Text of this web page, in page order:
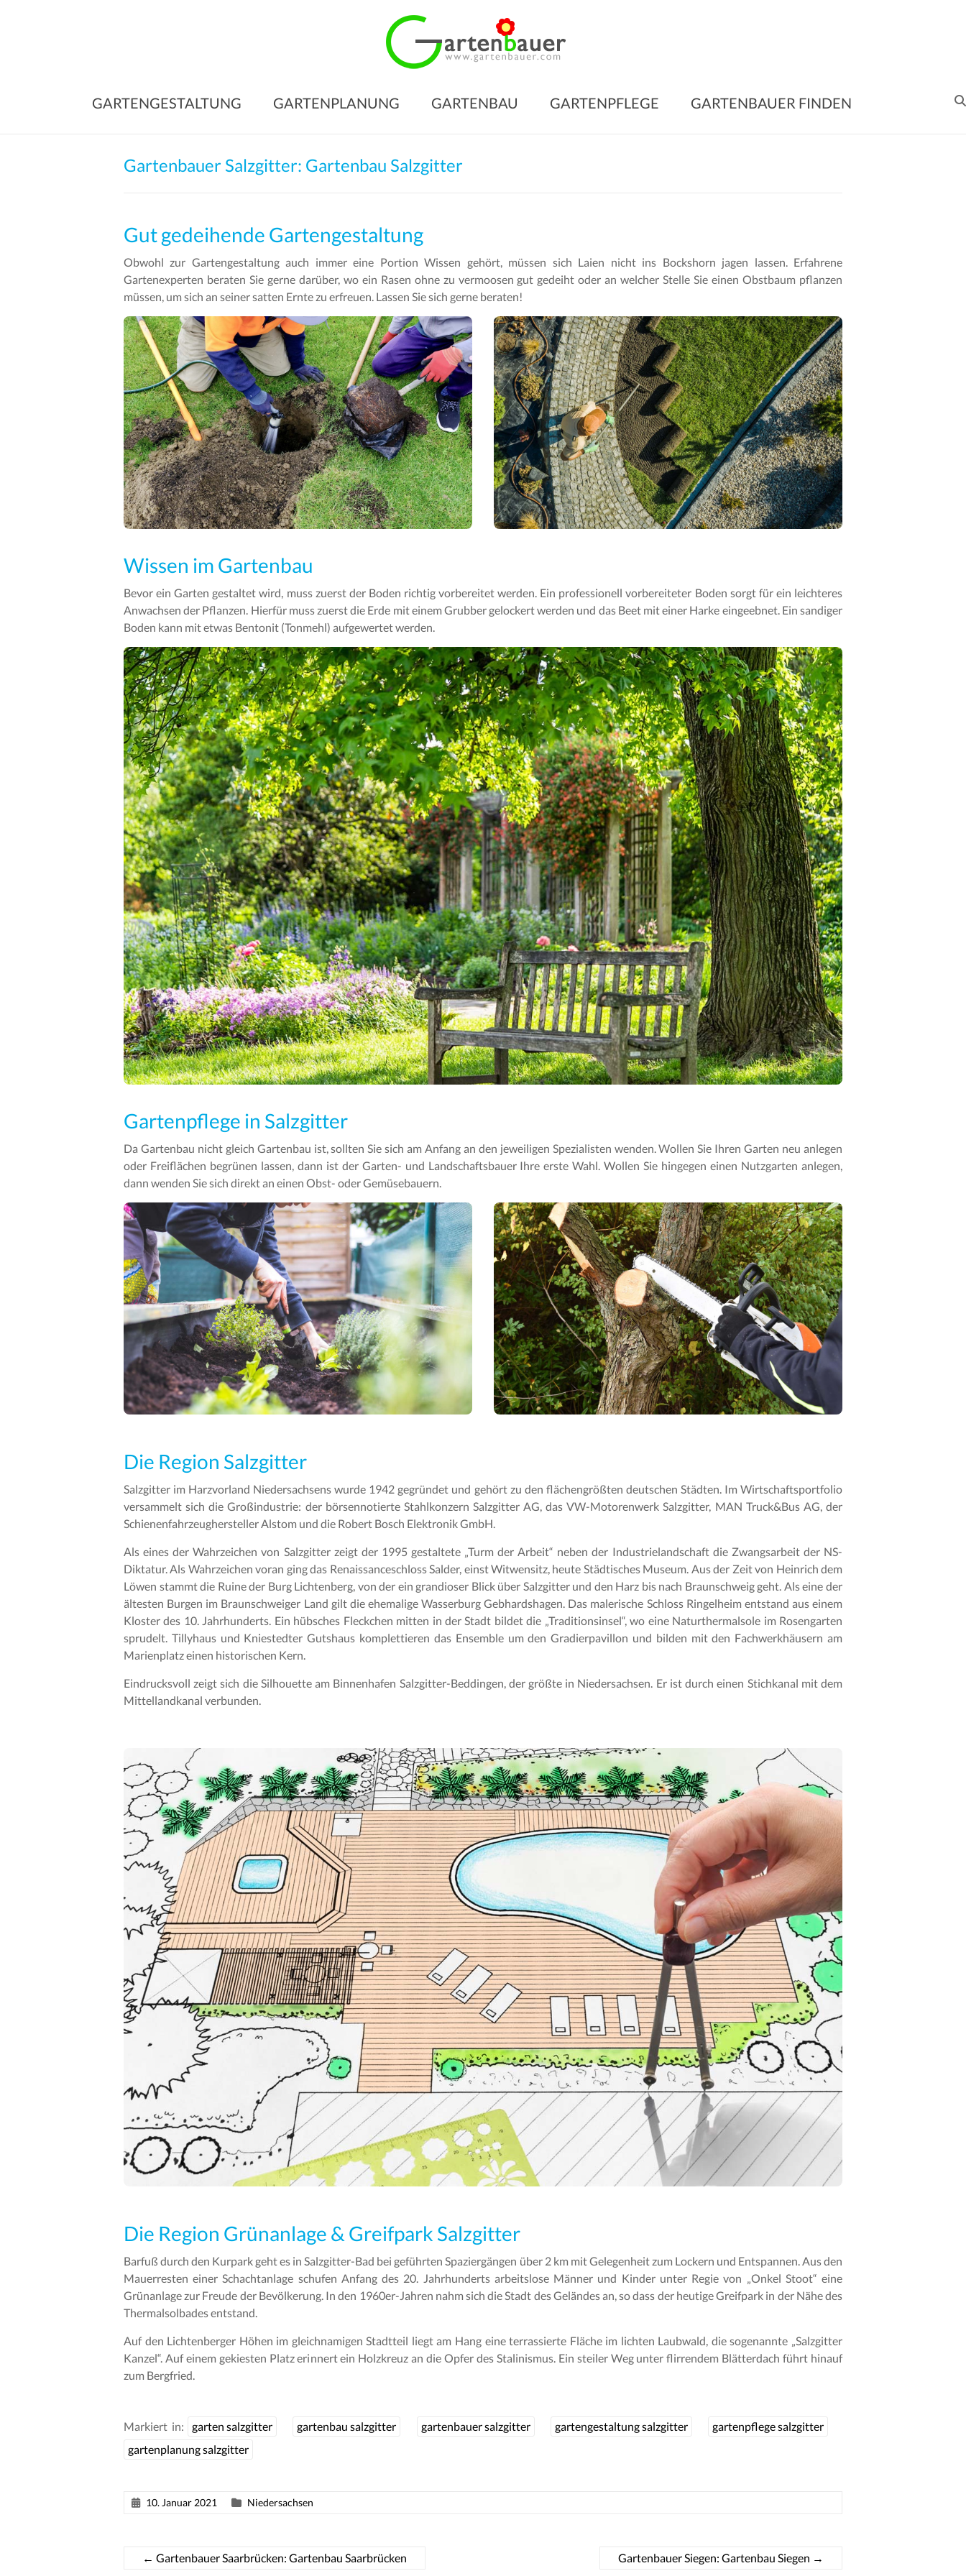
Garten
Gartenpflege
GARTENGESTALTUNG GARTENPLANUNG GARTENBAU GARTENPFLEGE GARTENBAUER FINDEN
Gartenbauer Salzgitter: Gartenbau Salzgitter
Gut gedeihende Gartengestaltung
Obwohl zur Gartengestaltung auch immer eine Portion Wissen gehört, müssen sich Laien nicht ins Bockshorn jagen lassen. Erfahrene
Gartenexperten beraten Sie gerne darüber, wo ein Rasen ohne zu vermoosen gut gedeiht oder an welcher Stelle Sie einen Obstbaum pflanzen
müssen, um sich an seiner satten Ernte zu erfreuen. Lassen Sie sich gerne beraten!
Wissen im Gartenbau
Bevor ein Garten gestaltet wird, muss zuerst der Boden richtig vorbereitet werden. Ein professionell vorbereiteter Boden sorgt für ein leichteres
Anwachsen der Pflanzen. Hierfür muss zuerst die Erde mit einem Grubber gelockert werden und das Beet mit einer Harke eingeebnet. Ein sandiger
Boden kann mit etwas Bentonit (Tonmehl) aufgewertet werden.
Gartenpflege in Salzgitter
Da Gartenbau nicht gleich Gartenbau ist, sollten Sie sich am Anfang an den jeweiligen Spezialisten wenden. Wollen Sie Ihren Garten neu anlegen
oder Freiflächen begrünen lassen, dann ist der Garten- und Landschaftsbauer Ihre erste Wahl. Wollen Sie hingegen einen Nutzgarten anlegen,
dann wenden Sie sich direkt an einen Obst- oder Gemüsebauern.
Die Region Salzgitter
Salzgitter im Harzvorland Niedersachsens wurde 1942 gegründet und gehört zu den flächengrößten deutschen Städten. Im Wirtschaftsportfolio
versammelt sich die Großindustrie: der börsennotierte Stahlkonzern Salzgitter AG, das VW-Motorenwerk Salzgitter, MAN Truck&Bus AG, der
Schienenfahrzeughersteller Alstom und die Robert Bosch Elektronik GmbH.
Als eines der Wahrzeichen von Salzgitter zeigt der 1995 gestaltete „Turm der Arbeit“ neben der Industrielandschaft die Zwangsarbeit der NS-
Diktatur. Als Wahrzeichen voran ging das Renaissanceschloss Salder, einst Witwensitz, heute Städtisches Museum. Aus der Zeit von Heinrich dem
Löwen stammt die Ruine der Burg Lichtenberg, von der ein grandioser Blick über Salzgitter und den Harz bis nach Braunschweig geht. Als eine der
ältesten Burgen im Braunschweiger Land gilt die ehemalige Wasserburg Gebhardshagen. Das malerische Schloss Ringelheim entstand aus einem
Kloster des 10. Jahrhunderts. Ein hübsches Fleckchen mitten in der Stadt bildet die „Traditionsinsel“, wo eine Naturthermalsole im Rosengarten
sprudelt. Tillyhaus und Kniestedter Gutshaus komplettieren das Ensemble um den Gradierpavillon und bilden mit den Fachwerkhäusern am
Marienplatz einen historischen Kern.
Eindrucksvoll zeigt sich die Silhouette am Binnenhafen Salzgitter-Beddingen, der größte in Niedersachsen. Er ist durch einen Stichkanal mit dem
Mittellandkanal verbunden.
Die Region Grünanlage & Greifpark Salzgitter
Barfuß durch den Kurpark geht es in Salzgitter-Bad bei geführten Spaziergängen über 2 km mit Gelegenheit zum Lockern und Entspannen. Aus den
Mauerresten einer Schachtanlage schufen Anfang des 20. Jahrhunderts arbeitslose Männer und Kinder unter Regie von „Onkel Stoot“ eine
Grünanlage zur Freude der Bevölkerung. In den 1960er-Jahren nahm sich die Stadt des Geländes an, so dass der heutige Greifpark in der Nähe des
Thermalsolbades entstand.
Auf den Lichtenberger Höhen im gleichnamigen Stadtteil liegt am Hang eine terrassierte Fläche im lichten Laubwald, die sogenannte „Salzgitter
Kanzel“. Auf einem gekiesten Platz erinnert ein Holzkreuz an die Opfer des Stalinismus. Ein steiler Weg unter flirrendem Blätterdach führt hinauf
zum Bergfried.
Markiert in: garten salzgitter gartenbau salzgitter gartenbauer salzgitter gartengestaltung salzgitter
gartenpflege salzgitter
gartenplanung salzgitter
10. Januar 2021 Niedersachsen
← Gartenbauer Saarbrücken: Gartenbau Saarbrücken Gartenbauer Siegen: Gartenbau Siegen →